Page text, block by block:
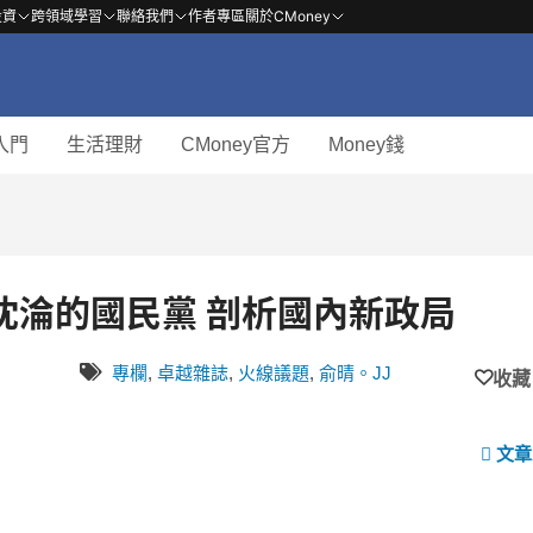
跨領域學習 聯絡我們 作者專區關於CMoney
門 生活理財 CMoney官方 Money錢
向上提升的民進黨與向下沈淪的國民黨 剖析國內新政局
專欄, 卓越雜誌, 火線議題, 俞晴。JJ 收藏
文